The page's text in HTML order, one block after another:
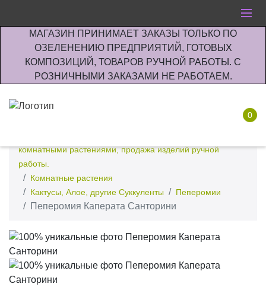
МАГАЗИН ПРИНИМАЕТ ЗАКАЗЫ ТОЛЬКО ПО
ОЗЕЛЕНЕНИЮ ПРЕДПРИЯТИЙ, ГОТОВЫХ
КОМПОЗИЦИЙ, ТОВАРОВ РУЧНОЙ РАБОТЫ. С
РОЗНИЧНЫМИ ЗАКАЗАМИ НЕ РАБОТАЕМ.
0
комнатными растениями, продажа изделий ручной
работы.
Комнатные растения
Кактусы, Алое, другие Суккуленты
Пеперомии
Пеперомия Каперата Санторини